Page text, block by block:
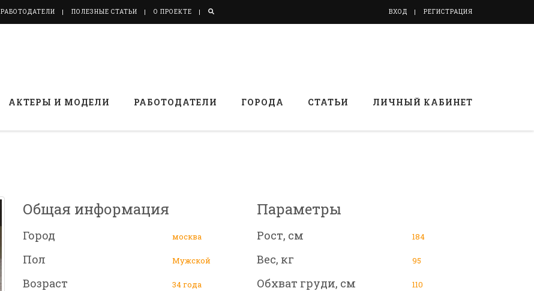
РАБОТОДАТЕЛИ ПОЛЕЗНЫЕ СТАТЬИ О ПРОЕКТЕ ВХОД РЕГИСТРАЦИЯ
АКТЕРЫ И МОДЕЛИ РАБОТОДАТЕЛИ ГОРОДА СТАТЬИ ЛИЧНЫЙ КАБИНЕТ
Общая информация
Город москва
Пол Мужской
Возраст 34 года
Параметры
Рост, см 184
Вес, кг 95
Обхват груди, см 110